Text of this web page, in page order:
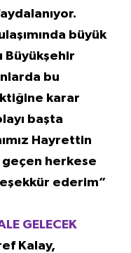
büyük
Büyükşehir
bu
karar
başta
Hayrettin
herkese
ederim”
GELECEK
Kalay,